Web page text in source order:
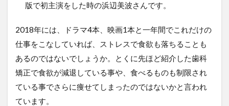
版で初主演をした時の浜辺美波さんです。
2018年には、ドラマ4本、映画1本と一年間でこれだけの
仕事をこなしていれば、ストレスで食欲も落ちることも
あるのではないでしょうか。とくに先ほど紹介した歯科
矯正で食欲が減退している事や、食べるものも制限され
ている事でさらに痩せてしまったのではないかと言われ
ています。